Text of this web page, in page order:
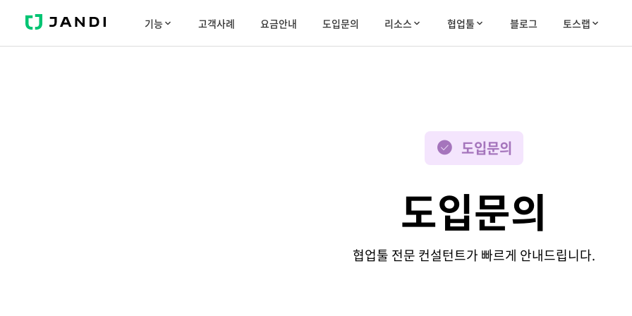
J
N
기능 고객사례 요금안내 도입문의 리소스 협업툴 블로그 토스랩
도입문의
도입문의
협업툴 전문 컨설턴트가 빠르게 안내드립니다.